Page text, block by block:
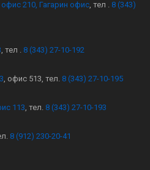
210, Гагарин офис , тел . 8 (343)
, тел . 8 (343) 27-10-192
, офис 513, тел. 8 (343) 27-10-195
113 , тел. 8 (343) 27-10-193
8 (912) 230-20-41